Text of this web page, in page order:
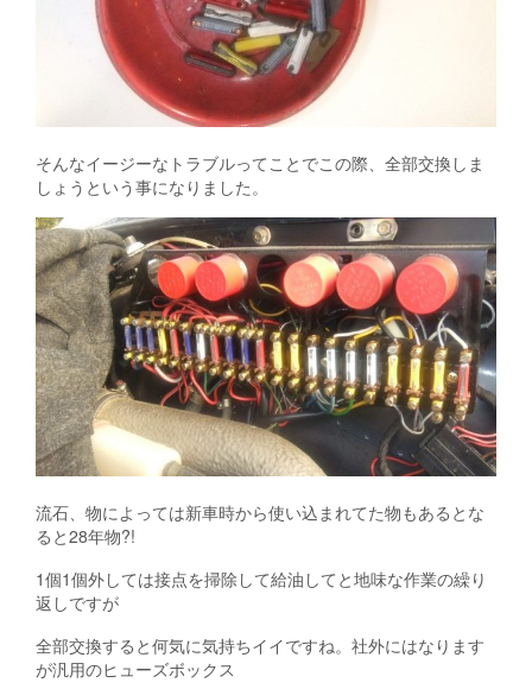
そんなイージーなトラブルってことでこの際、全部交換しま
しょうという事になりました。
流石、物によっては新車時から使い込まれてた物もあるとな
ると28年物?!
1個1個外しては接点を掃除して給油してと地味な作業の繰り
返しですが
全部交換すると何気に気持ちイイですね。社外にはなります
が汎用のヒューズボックス